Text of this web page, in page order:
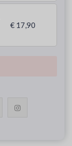
€ 17,90